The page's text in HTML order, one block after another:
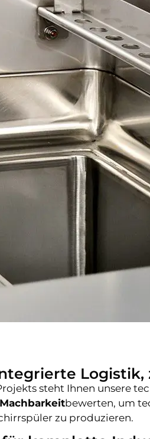
steht Ihnen unsere
bewerten, um
zu produzieren.